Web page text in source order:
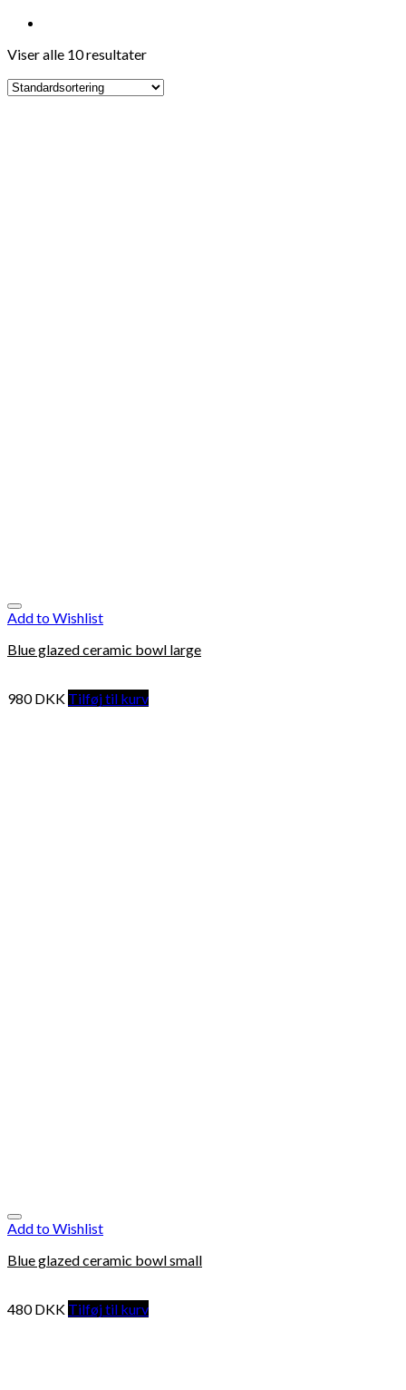
Viser alle 10 resultater
Add to Wishlist
Blue glazed ceramic bowl large
980DKK Tilføj til kurv
Add to Wishlist
Blue glazed ceramic bowl small
480DKK Tilføj til kurv